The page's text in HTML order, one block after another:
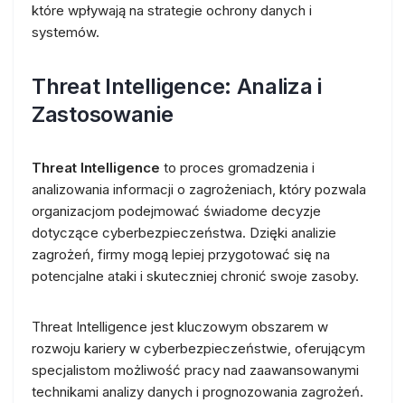
które wpływają na strategie ochrony danych i
systemów.
Threat Intelligence: Analiza i
Zastosowanie
Threat Intelligence to proces gromadzenia i
analizowania informacji o zagrożeniach, który pozwala
organizacjom podejmować świadome decyzje
dotyczące cyberbezpieczeństwa. Dzięki analizie
zagrożeń, firmy mogą lepiej przygotować się na
potencjalne ataki i skuteczniej chronić swoje zasoby.
Threat Intelligence jest kluczowym obszarem w
rozwoju kariery w cyberbezpieczeństwie, oferującym
specjalistom możliwość pracy nad zaawansowanymi
technikami analizy danych i prognozowania zagrożeń.